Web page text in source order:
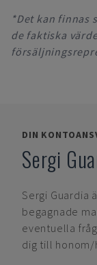
*Det kan finnas
de faktiska
DIN
Sergi
Sergi Guardia
begagnade
eventuella
dig till honom/